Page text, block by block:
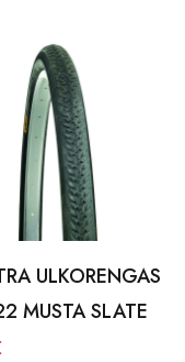
ULKORENGAS
MUSTA SLATE